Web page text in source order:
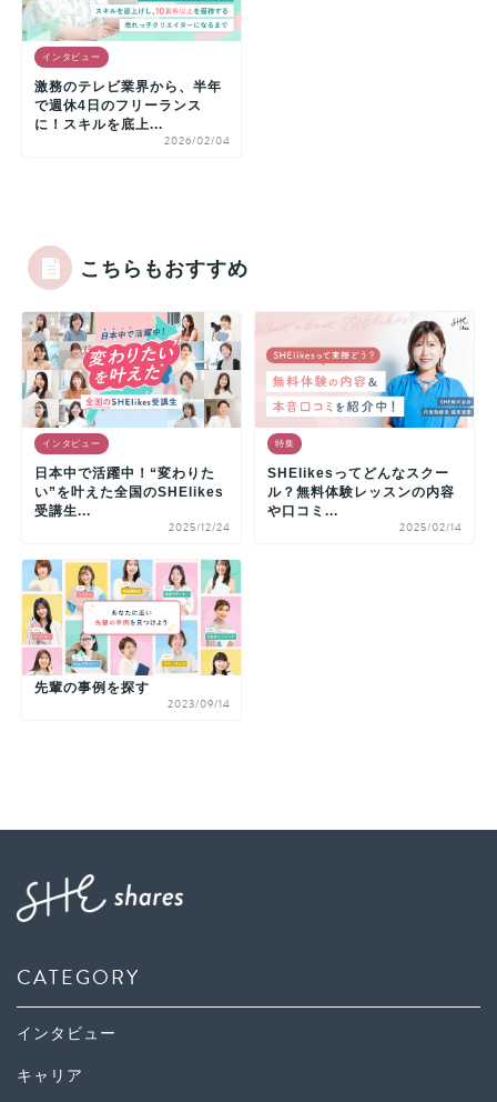
インタビュー
激務のテレビ業界から、半年
で週休4日のフリーランス
に！スキルを底上...
2026/02/04
こちらもおすすめ
インタビュー
日本中で活躍中！“変わりた
い”を叶えた全国のSHElikes
受講生...
2025/12/24
特集
SHElikesってどんなスクー
ル？無料体験レッスンの内容
や口コミ...
2025/02/14
先輩の事例を探す
2023/09/14
CATEGORY
インタビュー
キャリア